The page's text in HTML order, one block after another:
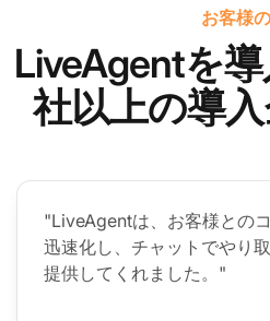
お客様
LiveAgentを
社以上の導
"LiveAgentは、お客様との
迅速化し、チャットでやり
提供してくれました。"